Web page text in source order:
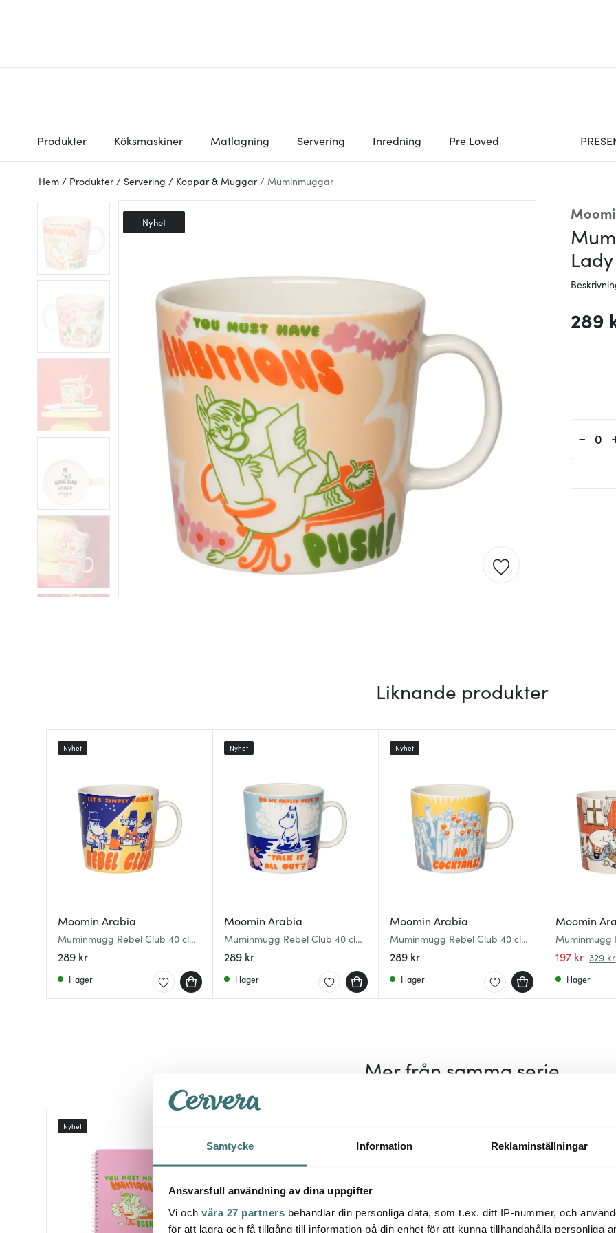
Samtycke Information Reklaminställningar
Ansvarsfull användning av dina uppgifter
Vi och våra 27 partners behandlar din personliga data, som t.ex. ditt IP-nummer, och
för att lagra och få tillgång till information på din enhet för att kunna tillhandahålla personliga
Produkter Köksmaskiner Matlagning Servering Inredning Pre Loved
Hem / Produkter / Servering / Koppar & Muggar / Muminmuggar
Lady
Nyhet
289
-
Liknande produkter
Moomin Arabia
Muminmugg Rebel Club 40 cl
Rebel Club
289 kr
Nyhet
I lager
Moomin Arabia
Muminmugg Rebel Club 40 cl
Talk it all Out
289 kr
Nyhet
I lager
Moomin Arabia
Muminmugg Rebel Club 40 cl
Party Queue
289 kr
Nyhet
I lager
Moomin
Muminmugg
30 cl
197 kr 329 kr
I lager
Mer från samma serie
Nyhet